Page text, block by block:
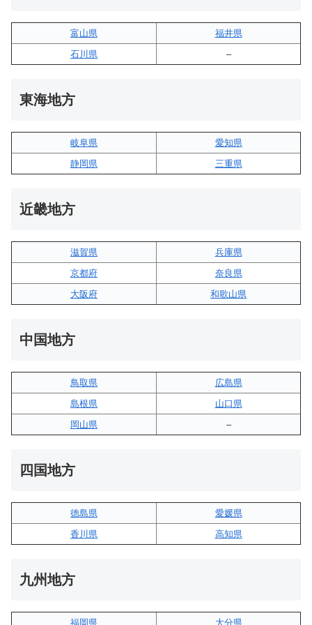
富山県
福井県
石川県
–
東海地方
岐阜県
愛知県
静岡県
三重県
近畿地方
滋賀県
兵庫県
京都府
奈良県
大阪府
和歌山県
中国地方
鳥取県
広島県
島根県
山口県
岡山県
–
四国地方
徳島県
愛媛県
香川県
高知県
九州地方
福岡県 大分県